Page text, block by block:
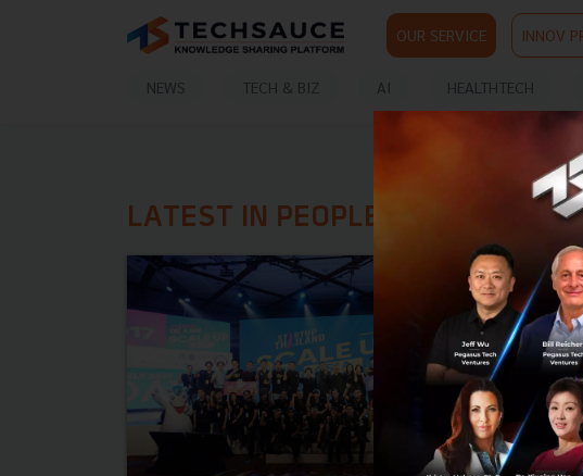
OUR SERVICE INNOV
NEWS TECH & BIZ AI HEALTHTECH
LATEST IN PEOPLEPERHOUR
รมว
เอเชี
จากจุ
มา นั
รวมก
ประเ
กรกฎา